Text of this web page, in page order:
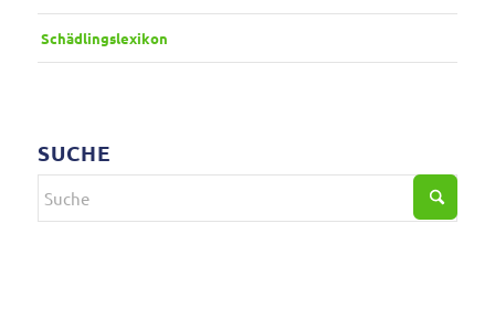
Schäd­lings­le­xikon
SUCHE